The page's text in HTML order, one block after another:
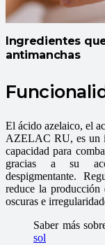
Ingredientes
antimanchas
El ácido azelaico, el
AZELAC RU, es un
capacidad para
gracias a su
despigmentante.
reduce la producción
oscuras e
Saber más
sol